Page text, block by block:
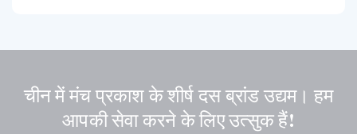
चीन में मंच प्रकाश के शीर्ष दस ब्रांड उद्यम। हम
आपकी सेवा करने के लिए उत्सुक हैं!